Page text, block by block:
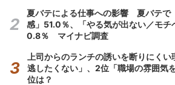
夏バテによる仕事への影響 夏バテで
感」51.0％、「やる気が出ない／モ
0.8％ マイナビ調査
上司からのランチの誘いを断りにく
逃したくない」、2位「職場の雰囲気
位は？